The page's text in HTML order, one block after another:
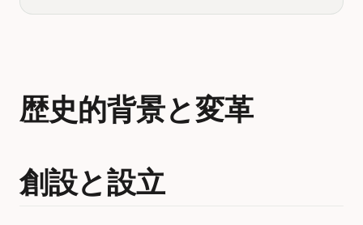
歴史的背景と変革
創設と設立